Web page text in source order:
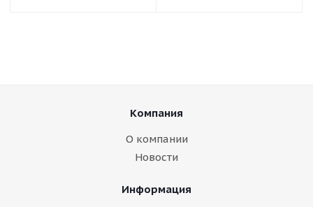
Компания
О компании
Новости
Информация